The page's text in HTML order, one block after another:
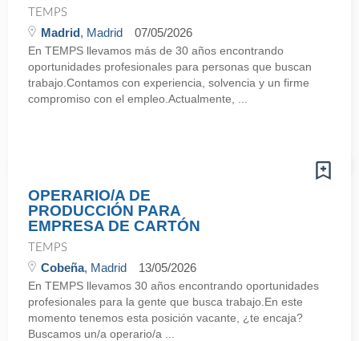
TEMPS
Madrid, Madrid 07/05/2026
En TEMPS llevamos más de 30 años encontrando
oportunidades profesionales para personas que buscan
trabajo.Contamos con experiencia, solvencia y un firme
compromiso con el empleo.Actualmente, ...
OPERARIO/A DE
PRODUCCIÓN PARA
EMPRESA DE CARTÓN
TEMPS
Cobeña, Madrid 13/05/2026
En TEMPS llevamos 30 años encontrando oportunidades
profesionales para la gente que busca trabajo.En este
momento tenemos esta posición vacante, ¿te encaja?
Buscamos un/a operario/a ...